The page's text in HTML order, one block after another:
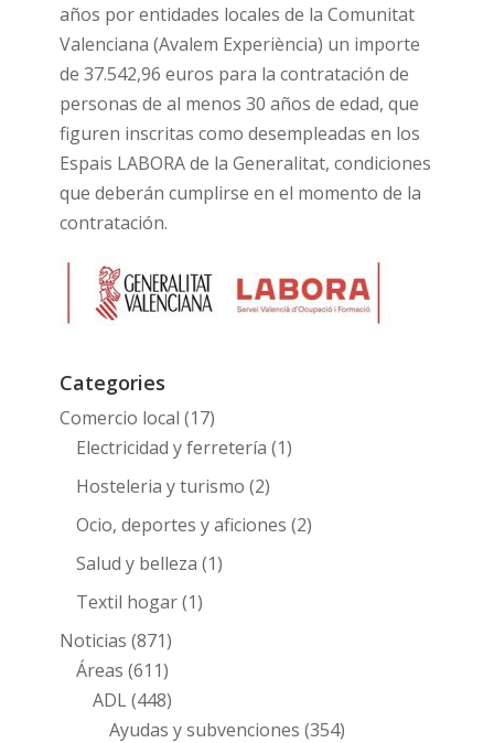
años por entidades locales de la Comunitat
Valenciana (Avalem Experiència) un importe
de 37.542,96 euros para la contratación de
personas de al menos 30 años de edad, que
figuren inscritas como desempleadas en los
Espais LABORA de la Generalitat, condiciones
que deberán cumplirse en el momento de la
contratación.
Categories
Comercio local (17)
Electricidad y ferretería (1)
Hosteleria y turismo (2)
Ocio, deportes y aficiones (2)
Salud y belleza (1)
Textil hogar(1)
Noticias (871)
Áreas (611)
ADL(448)
Ayudas y subvenciones (354)